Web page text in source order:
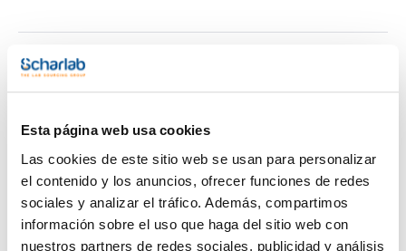
Esta página web usa cookies
Las cookies de este sitio web se usan para personalizar
el contenido y los anuncios, ofrecer funciones de redes
sociales y analizar el tráfico. Además, compartimos
información sobre el uso que haga del sitio web con
nuestros partners de redes sociales, publicidad y análisis
Documentación técnica
Regístrate para
descargas
descargas
SDS/ Hoja de seguridad
Regístrate para
descargas